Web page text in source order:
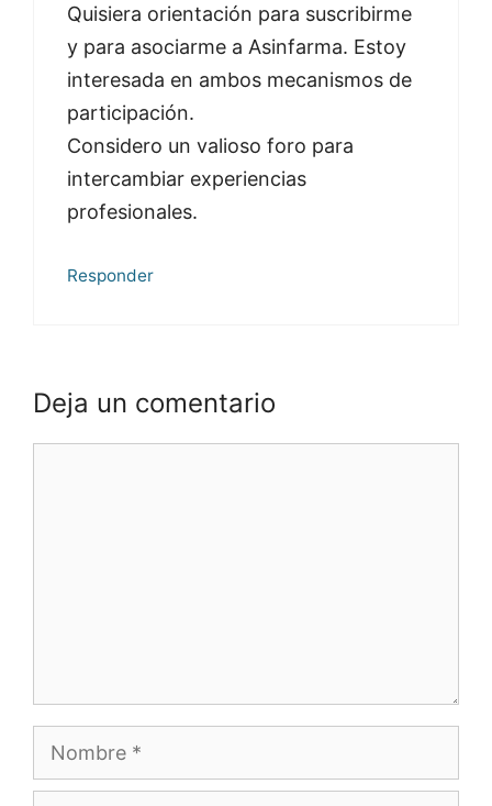
Quisiera orientación para suscribirme
y para asociarme a Asinfarma. Estoy
interesada en ambos mecanismos de
participación.
Considero un valioso foro para
intercambiar experiencias
profesionales.
Responder
Deja un comentario
Nombre